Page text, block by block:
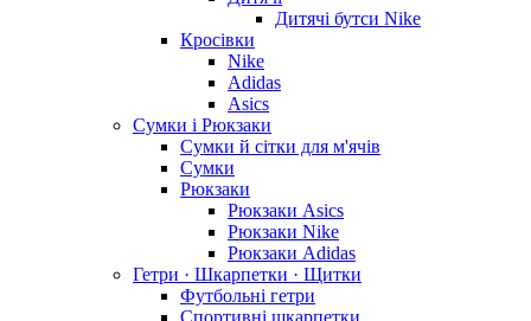
Дитячі бутси Nike
Кросівки
Nike
Adidas
Asics
Сумки і Рюкзаки
Сумки й сітки для м'ячів
Сумки
Рюкзаки
Рюкзаки Asics
Рюкзаки Nike
Рюкзаки Adidas
Гетри · Шкарпетки · Щитки
Футбольні гетри